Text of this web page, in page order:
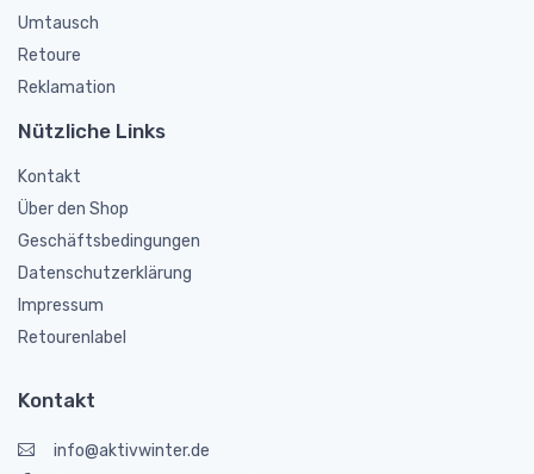
Umtausch
Retoure
Reklamation
Nützliche Links
Kontakt
Über den Shop
Geschäftsbedingungen
Datenschutzerklärung
Impressum
Retourenlabel
Kontakt
info@aktivwinter.de